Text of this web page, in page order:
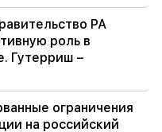
управления
защищать
всему этому
РА
роль в
Гутерриш –
ограничения
на российский